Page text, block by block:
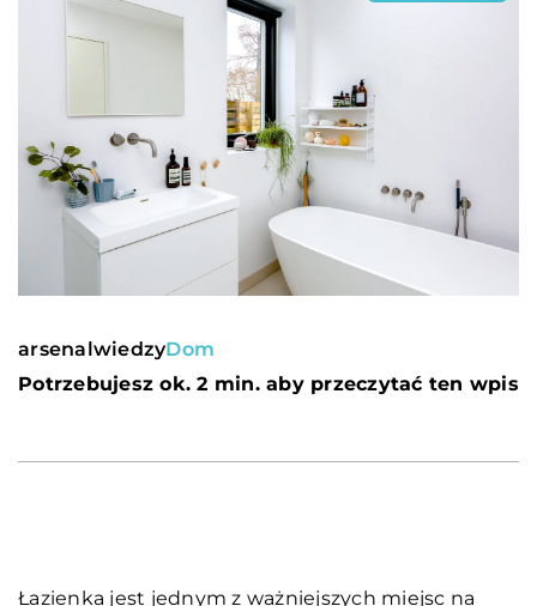
arsenalwiedzyDom
Potrzebujesz ok. 2 min. aby przeczytać ten wpis
Łazienka jest jednym z ważniejszych miejsc na